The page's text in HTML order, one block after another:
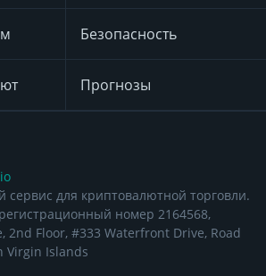
Безопасность
Прогнозы
сервис для криптовалютной торговли.
номер 2164568,
2nd Floor, #333 Waterfront Drive, Road
Virgin Islands